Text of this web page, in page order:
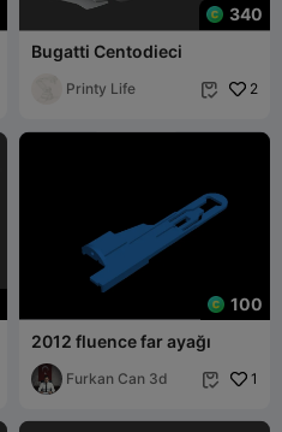
340
Bugatti Centodieci
Printy Life  2
100
2012 fluence far ayağı
Furkan Can 3d  1